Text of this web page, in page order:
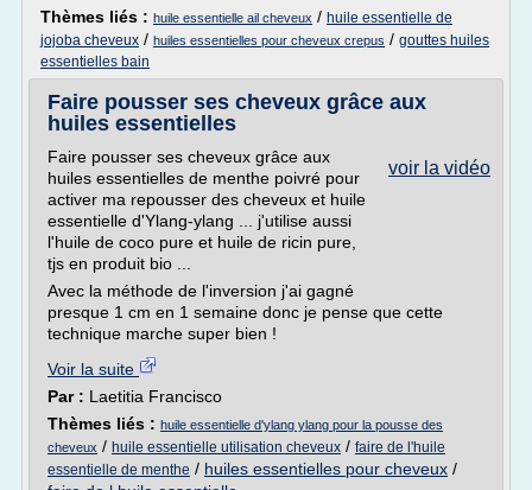
Thèmes liés : huile essentielle ail cheveux / huile essentielle de
jojoba cheveux / huiles essentielles pour cheveux crepus / gouttes huiles
essentielles bain
Faire pousser ses cheveux grâce aux
huiles essentielles
voir la vidéo
Faire pousser ses cheveux grâce aux
huiles essentielles de menthe poivré pour
activer ma repousser des cheveux et huile
essentielle d'Ylang-ylang ... j'utilise aussi
l'huile de coco pure et huile de ricin pure,
tjs en produit bio ...
Avec la méthode de l'inversion j'ai gagné
presque 1 cm en 1 semaine donc je pense que cette
technique marche super bien !
Voir la suite
Par : Laetitia Francisco
Thèmes liés : huile essentielle d'ylang ylang pour la pousse des
cheveux / huile essentielle utilisation cheveux / faire de l'huile
essentielle de menthe / huiles essentielles pour cheveux /